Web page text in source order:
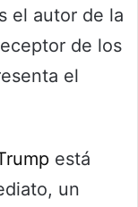
el autor de la
de los
el
está
un